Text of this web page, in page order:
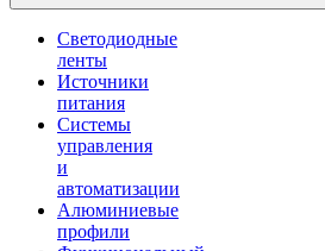
Светодиодные
ленты
Источники
питания
Системы
управления
и
автоматизации
Алюминиевые
профили